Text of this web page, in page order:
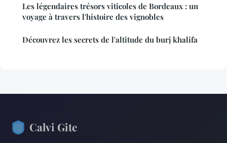
Les légendaires trésors viticoles de Bordeaux : un
voyage à travers l'histoire des vignobles
Découvrez les secrets de l'altitude du burj khalifa
Calvi Gite